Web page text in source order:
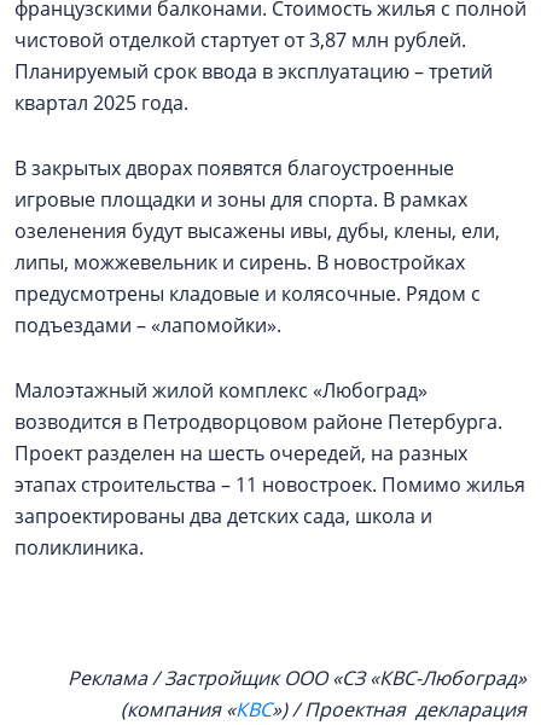
французскими балконами. Стоимость жилья с полной
чистовой отделкой стартует от 3,87 млн рублей.
Планируемый срок ввода в эксплуатацию – третий
квартал 2025 года.
В закрытых дворах появятся благоустроенные
игровые площадки и зоны для спорта. В рамках
озеленения будут высажены ивы, дубы, клены, ели,
липы, можжевельник и сирень. В новостройках
предусмотрены кладовые и колясочные. Рядом с
подъездами – «лапомойки».
Малоэтажный жилой комплекс «Любоград»
возводится в Петродворцовом районе Петербурга.
Проект разделен на шесть очередей, на разных
этапах строительства – 11 новостроек. Помимо жилья
запроектированы два детских сада, школа и
поликлиника.
Реклама / Застройщик ООО «СЗ «КВС-Любоград»
(компания «КВС») / Проектная декларация